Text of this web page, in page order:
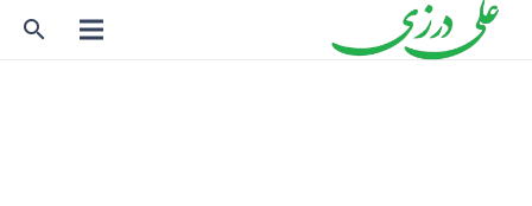
search